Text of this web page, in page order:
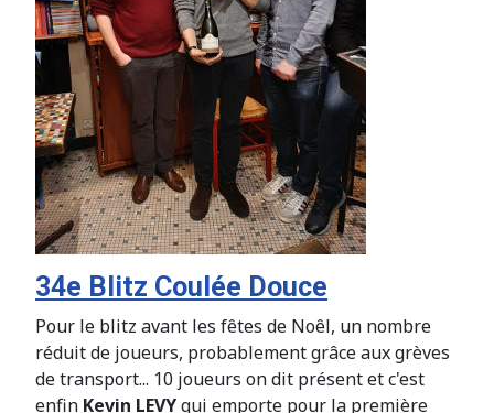
34e Blitz Coulée Douce
Pour le blitz avant les fêtes de Noêl, un nombre
réduit de joueurs, probablement grâce aux grèves
de transport... 10 joueurs on dit présent et c'est
enfin Kevin LEVYqui emporte pour la première